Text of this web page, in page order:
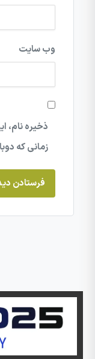
وب‌ سایت
ذخیره نام،
زمانی که